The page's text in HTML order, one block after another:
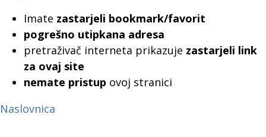
Imate zastarjeli bookmark/favorit
pogrešno utipkana adresa
pretraživač interneta prikazuje zastarjeli link
za ovaj site
nemate pristup ovoj stranici
Naslovnica